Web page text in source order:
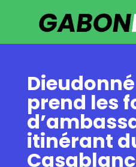
prend les
itinérant